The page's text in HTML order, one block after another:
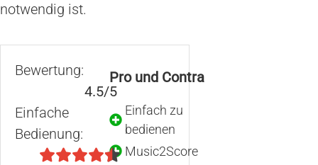
notwendig ist.
Bewertung:
4.5/5
Einfache
Bedienung:
Pro und Contra
Einfach zu
bedienen
Music2Score